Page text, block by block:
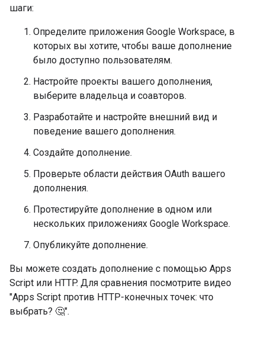
шаги:
Определите приложения Google Workspace, в
которых вы хотите, чтобы ваше дополнение
было доступно пользователям.
Настройте проекты вашего дополнения,
выберите владельца и соавторов.
Разработайте и настройте внешний вид и
поведение вашего дополнения.
Создайте дополнение.
Проверьте области действия OAuth вашего
дополнения.
Протестируйте дополнение в одном или
нескольких приложениях Google Workspace.
Опубликуйте дополнение.
Вы можете создать дополнение с помощью Apps
Script или HTTP. Для сравнения посмотрите видео
"Apps Script против HTTP-конечных точек: что
выбрать? 🤔".